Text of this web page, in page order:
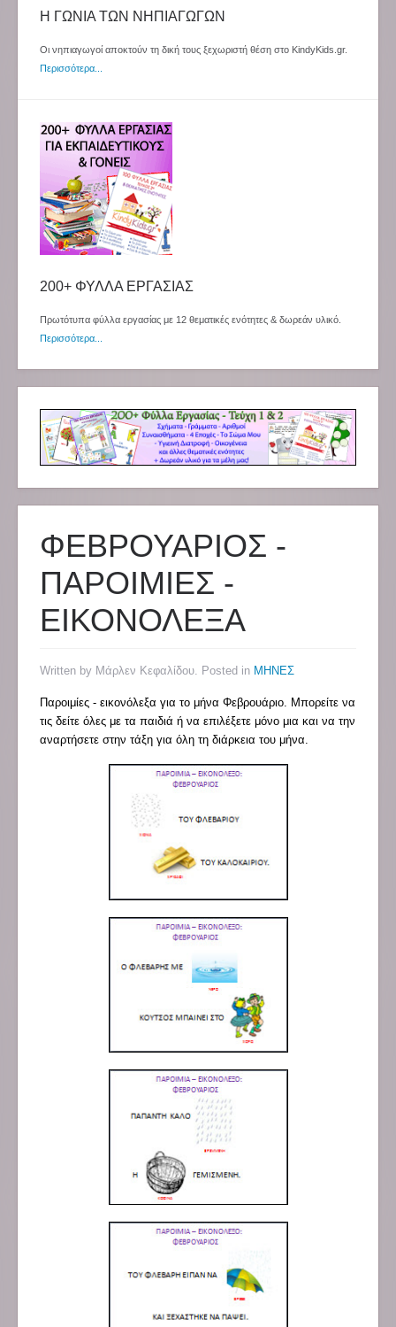
Η ΓΩΝΙΑ ΤΩΝ ΝΗΠΙΑΓΩΓΩΝ
Οι νηπιαγωγοί αποκτούν τη δική τους ξεχωριστή θέση στο KindyKids.gr.
Περισσότερα...
200+ ΦΥΛΛΑ ΕΡΓΑΣΙΑΣ
Πρωτότυπα φύλλα εργασίας με 12 θεματικές ενότητες & δωρεάν υλικό.
Περισσότερα...
ΦΕΒΡΟΥΑΡΙΟΣ -
ΠΑΡΟΙΜΙΕΣ -
ΕΙΚΟΝΟΛΕΞΑ
Written by Μάρλεν Κεφαλίδου. Posted in ΜΗΝΕΣ
Παροιμίες - εικονόλεξα για το μήνα Φεβρουάριο. Μπορείτε να
τις δείτε όλες με τα παιδιά ή να επιλέξετε μόνο μια και να την
αναρτήσετε στην τάξη για όλη τη διάρκεια του μήνα.